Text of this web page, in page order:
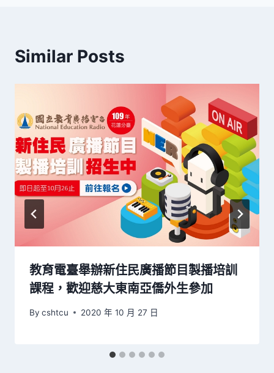
Similar Posts
教育電臺舉辦新住民廣播節目製播培訓
課程，歡迎慈大東南亞僑外生參加
By cshtcu 2020 年 10 月 27 日